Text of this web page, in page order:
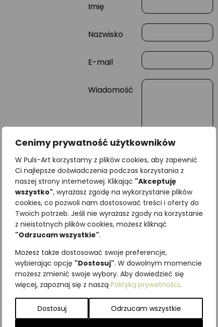
Cenimy prywatność użytkowników
W Puls-Art korzystamy z plików cookies, aby zapewnić
Ci najlepsze doświadczenia podczas korzystania z
naszej strony internetowej. Klikając "Akceptuję
wszystko", wyrażasz zgodę na wykorzystanie plików
cookies, co pozwoli nam dostosować treści i oferty do
Twoich potrzeb. Jeśli nie wyrażasz zgody na korzystanie
z nieistotnych plików cookies, możesz kliknąć
"Odrzucam wszystkie".
Możesz także dostosować swoje preferencje,
wybierając opcję "Dostosuj". W dowolnym momencie
możesz zmienić swoje wybory. Aby dowiedzieć się
więcej, zapoznaj się z naszą Polityką prywatności.
Dostosuj Odrzucam wszystkie
Imię
Nazwisko
E-mail
Wiadomość
Najniższa cena z ostatnich 30
dni:65,00zł
SKU:Brak danych
Kategorie:
Szponiaste
Podobne produkty